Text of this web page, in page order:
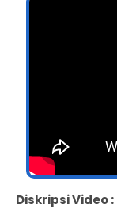
Diskripsi Video :